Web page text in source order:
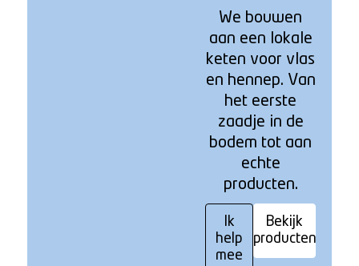
We bouwen
aan een lokale
keten voor vlas
en hennep. Van
het eerste
zaadje in de
bodem tot aan
echte
producten.
Ik
help
mee
Bekijk
producten